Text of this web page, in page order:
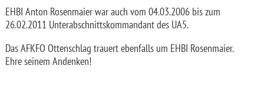
EHBI Anton Rosenmaier war auch vom 04.03.2006 bis zum
26.02.2011 Unterabschnittskommandant des UA5.
Das AFKFO Ottenschlag trauert ebenfalls um EHBI Rosenmaier.
Ehre seinem Andenken!